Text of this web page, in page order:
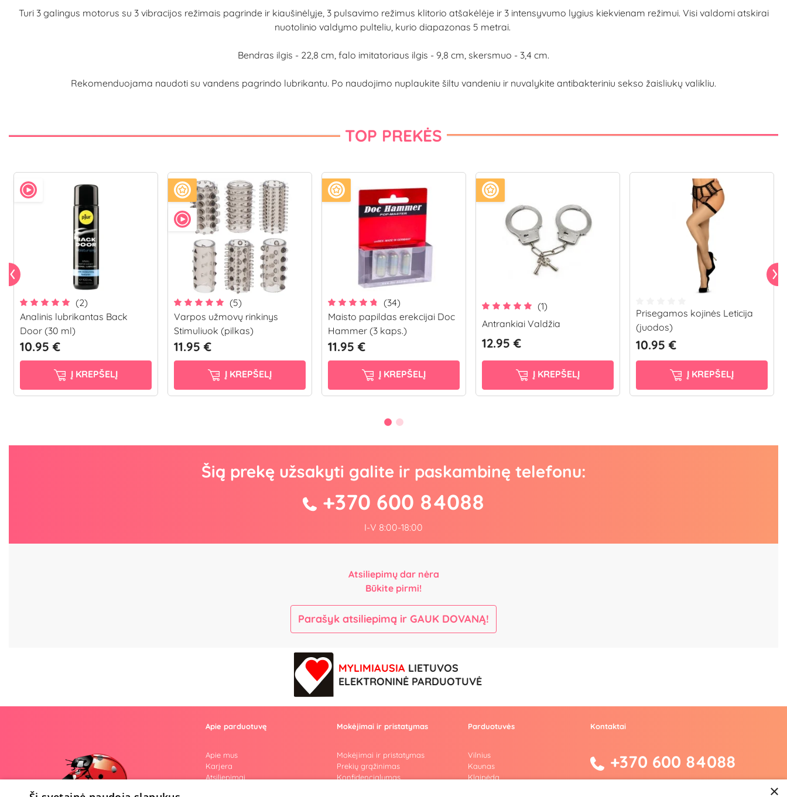
Turi 3 galingus motorus su 3 vibracijos režimais pagrinde ir kiaušinėlyje, 3 pulsavimo režimus klitorio atšakėlėje ir 3 intensyvumo lygius kiekvienam režimui. Visi valdomi atskirai
nuotolinio valdymo pulteliu, kurio diapazonas 5 metrai.
Bendras ilgis - 22,8 cm, falo imitatoriaus ilgis - 9,8 cm, skersmuo - 3,4 cm.
Rekomenduojama naudoti su vandens pagrindo lubrikantu. Po naudojimo nuplaukite šiltu vandeniu ir nuvalykite antibakteriniu sekso žaisliukų valikliu.
TOP PREKĖS
(2)
Analinis lubrikantas Back
Door (30 ml)
10.95 €
Į KREPŠELĮ
(5)
Varpos užmovų rinkinys
Stimuliuok (pilkas)
11.95 €
Į KREPŠELĮ
(34)
Maisto papildas erekcijai Doc
Hammer (3 kaps.)
11.95 €
Į KREPŠELĮ
(1)
Antrankiai Valdžia
12.95 €
Į KREPŠELĮ
Prisegamos kojinės Leticija
(juodos)
10.95 €
Į KREPŠELĮ
Šią prekę užsakyti galite ir paskambinę telefonu:
+370 600 84088
I-V 8:00-18:00
Atsiliepimų dar nėra
Būkite pirmi!
Parašyk atsiliepimą ir GAUK DOVANĄ!
MYLIMIAUSIA LIETUVOS
ELEKTRONINĖ PARDUOTUVĖ
Apie parduotuvę
Apie mus
Karjera
Atsiliepimai
Mokėjimai ir pristatymas
Mokėjimai ir pristatymas
Prekių grąžinimas
Konfidencialumas
Parduotuvės
Vilnius
Kaunas
Klaipėda
Kontaktai
+370 600 84088
×